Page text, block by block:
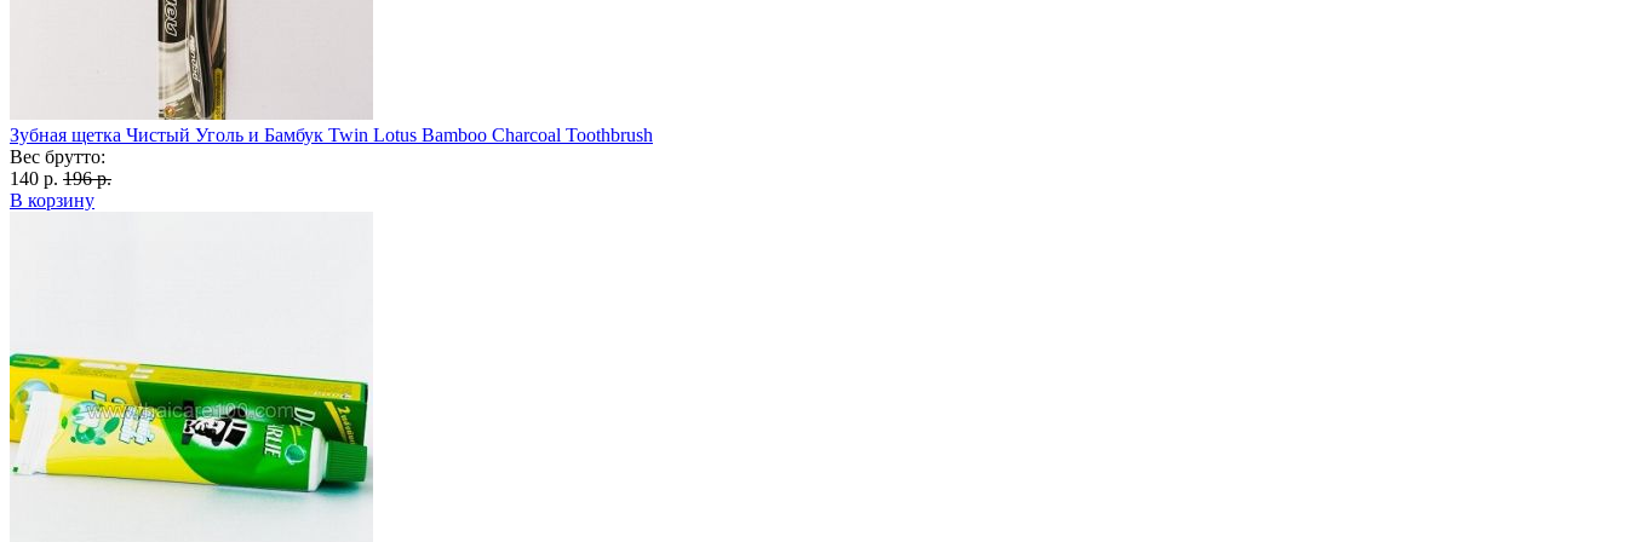
Зубная щетка Чистый Уголь и Бамбук Twin Lotus Bamboo Charcoal Toothbrush
Вес брутто:
140 р. 196 р.
В корзину